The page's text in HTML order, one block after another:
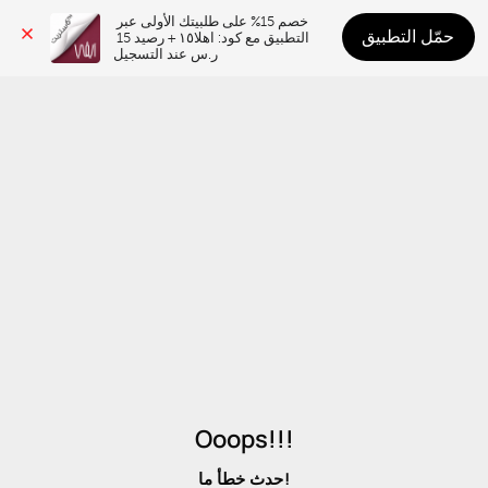
ر.س عند التسجيل
حمّل التطبيق
Ooops!!!
حدث خطأ ما!